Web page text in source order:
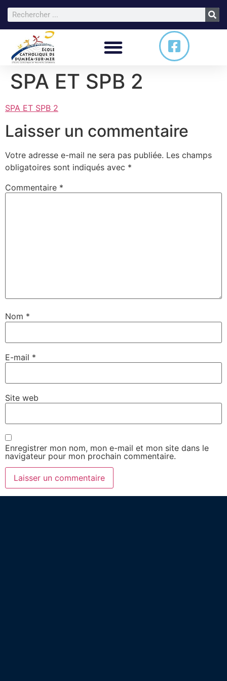
SPA ET SPB 2
SPA ET SPB 2
Laisser un commentaire
Votre adresse e-mail ne sera pas publiée. Les champs
obligatoires sont indiqués avec *
Commentaire *
Nom *
E-mail *
Site web
Enregistrer mon nom, mon e-mail et mon site dans le
navigateur pour mon prochain commentaire.